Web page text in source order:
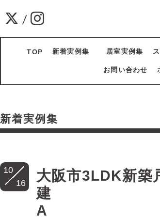
/
TOP 新着実例集 居室実例集
お問い合わせ
新着実例集
10
16
大阪市3LDK新築
建 LD